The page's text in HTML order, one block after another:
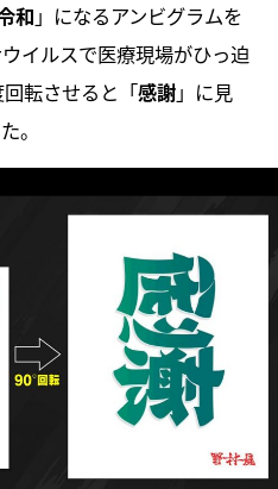
和 」になるアンビグラムを
イルスで医療現場がひっ迫
転させると「感謝」に見
。